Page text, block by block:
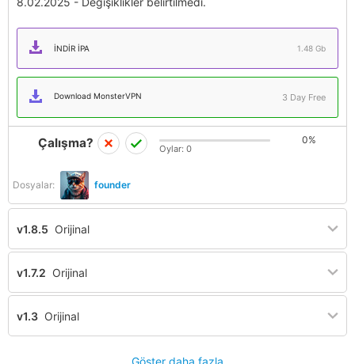
İNDIR IPA 1.48 Gb
Download MonsterVPN 3 Day Free
Dosyalar: founder
Çalışma? 0%
Oylar: 0
v1.8.5 Orijinal
v1.7.2 Orijinal
v1.3 Orijinal
Göster daha fazla